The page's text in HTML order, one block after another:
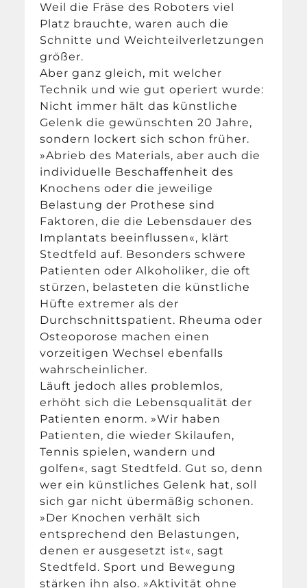
Weil die Fräse des Roboters viel
Platz brauchte, waren auch die
Schnitte und Weichteilverletzungen
größer.
Aber ganz gleich, mit welcher
Technik und wie gut operiert wurde:
Nicht immer hält das künstliche
Gelenk die gewünschten 20 Jahre,
sondern lockert sich schon früher.
»Abrieb des Materials, aber auch die
individuelle Beschaffenheit des
Knochens oder die jeweilige
Belastung der Prothese sind
Faktoren, die die Lebensdauer des
Implantats beeinflussen«, klärt
Stedtfeld auf. Besonders schwere
Patienten oder Alkoholiker, die oft
stürzen, belasteten die künstliche
Hüfte extremer als der
Durchschnittspatient. Rheuma oder
Osteoporose machen einen
vorzeitigen Wechsel ebenfalls
wahrscheinlicher.
Läuft jedoch alles problemlos,
erhöht sich die Lebensqualität der
Patienten enorm. »Wir haben
Patienten, die wieder Skilaufen,
Tennis spielen, wandern und
golfen«, sagt Stedtfeld. Gut so, denn
wer ein künstliches Gelenk hat, soll
sich gar nicht übermäßig schonen.
»Der Knochen verhält sich
entsprechend den Belastungen,
denen er ausgesetzt ist«, sagt
Stedtfeld. Sport und Bewegung
stärken ihn also. »Aktivität ohne